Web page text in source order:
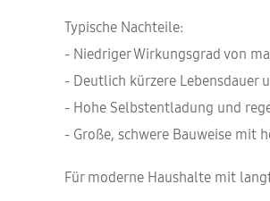
Typische Nachteile:
- Niedriger Wirkungsgrad von
- Deutlich kürzere Lebensdauer
- Hohe Selbstentladung und
- Große, schwere Bauweise mit
Für moderne Haushalte mit